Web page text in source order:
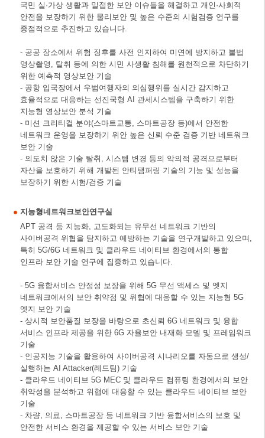
국민 실·가상 생활과 밀접한 보안 이슈들을 해결하고 개인·사회적
안전을 보장하기 위한 물리보안 및 높은 수준의 시험검증 연구를
중점적으로 추진하고 있습니다.
- 공공 장소에서 위험 징후를 사전 인지하여 미연에 방지하고 불법
영상촬영, 탈취 등에 의한 시민 사생활 침해를 원천적으로 차단하기
위한 예측적 영상보안 기술
- 공항 입국장에서 우범여행자의 의심행위를 실시간 감지하고
효율적으로 대응하는 선진국형 AI 관세시스템을 구축하기 위한
지능형 영상보안 분석 기술
- 미션 크리티컬 분야(스마트교통, 스마트공장 등)에서 안전한
네트워크 운영을 보장하기 위안 높은 신뢰 수준 검증 기반 네트워크
보안 기술
- 의도치 않은 기술 탈취, 시스템 변경 등의 악의적 공격으로부터
자산을 보호하기 위해 개발된 안티탬퍼링 기술의 기능 및 성능을
보장하기 위한 시험/검증 기술
지능형네트워크보안연구실
APT 공격 등 지능화, 고도화되는 유무선 네트워크 기반의
사이버공격 위협을 탐지하고 예방하는 기술을 연구개발하고 있으며,
특히 5G/6G 네트워크 및 클라우드 네이티브 환경에서의 통합
인프라 보안 기술 연구에 집중하고 있습니다.
- 5G 융합서비스 안정성 보장을 위해 5G 무선 액세스 및 엣지
네트워크에서의 보안 취약점 및 위협에 대응할 수 있는 지능형 5G
엣지 보안 기술
- 상시적 보안품질 보장을 바탕으로 초신뢰 6G 네트워크 및 융합
서비스 인프라 제공을 위한 6G 자율보안 내재화 모델 및 프레임워크
기술
- 인공지능 기술을 활용하여 사이버공격 시나리오를 자동으로 생성/
실행하는 AI Attacker(레드팀) 기술
- 클라우드 네이티브 5G MEC 및 클라우드 컴퓨팅 환경에서의 보안
취약성을 분석하고 위협에 대응할 수 있는 클라우드 네이티브 보안
기술
- 차량, 의료, 스마트공장 등 네트워크 기반 융합서비스의 보호 및
안전한 서비스 환경을 제공할 수 있는 서비스 보안 기술